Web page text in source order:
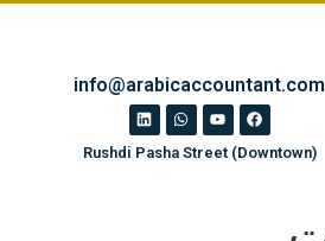
info@arabicaccountant.com
Rushdi Pasha Street (Downtown)